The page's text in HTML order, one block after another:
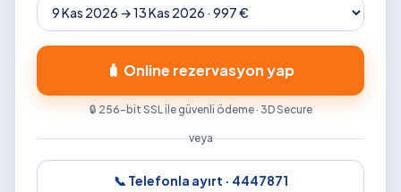
🧳 Online rezervasyon yap
🔒 256-bit SSL ile güvenli ödeme · 3D Secure
veya
📞 Telefonla ayırt · 4447871